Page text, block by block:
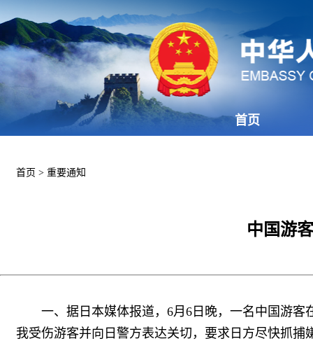
首页
首页 > 重要通知
中国游
一、据日本媒体报道，6月6日晚，一名中国游
我受伤游客并向日警方表达关切，要求日方尽快抓捕